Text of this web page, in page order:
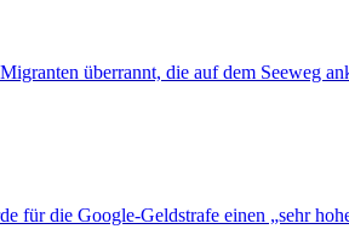
überrannt, die auf dem Seeweg
für die Google-Geldstrafe einen „sehr